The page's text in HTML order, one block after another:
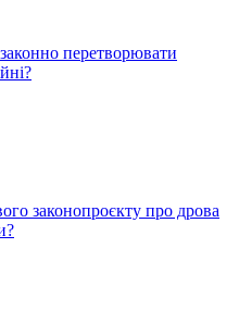
перетворювати
законопроєкту про дрова